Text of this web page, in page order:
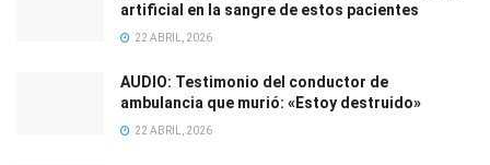
artificial en la sangre de estos pacientes
22 ABRIL, 2026
AUDIO: Testimonio del conductor de
ambulancia que murió: «Estoy destruido»
22 ABRIL, 2026